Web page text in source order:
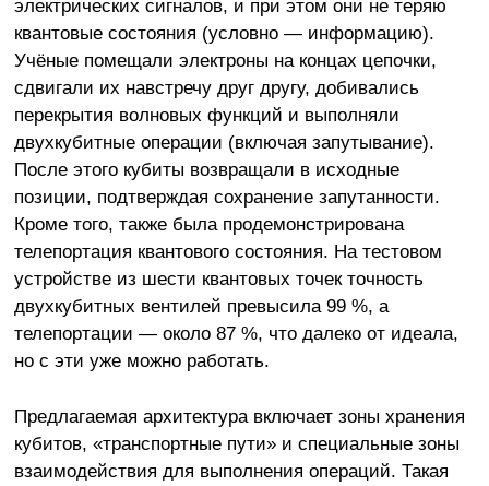
электрических сигналов, и при этом они не теряю
квантовые состояния (условно — информацию).
Учёные помещали электроны на концах цепочки,
сдвигали их навстречу друг другу, добивались
перекрытия волновых функций и выполняли
двухкубитные операции (включая запутывание).
После этого кубиты возвращали в исходные
позиции, подтверждая сохранение запутанности.
Кроме того, также была продемонстрирована
телепортация квантового состояния. На тестовом
устройстве из шести квантовых точек точность
двухкубитных вентилей превысила 99 %, а
телепортации — около 87 %, что далеко от идеала,
но с эти уже можно работать.
Предлагаемая архитектура включает зоны хранения
кубитов, «транспортные пути» и специальные зоны
взаимодействия для выполнения операций. Такая